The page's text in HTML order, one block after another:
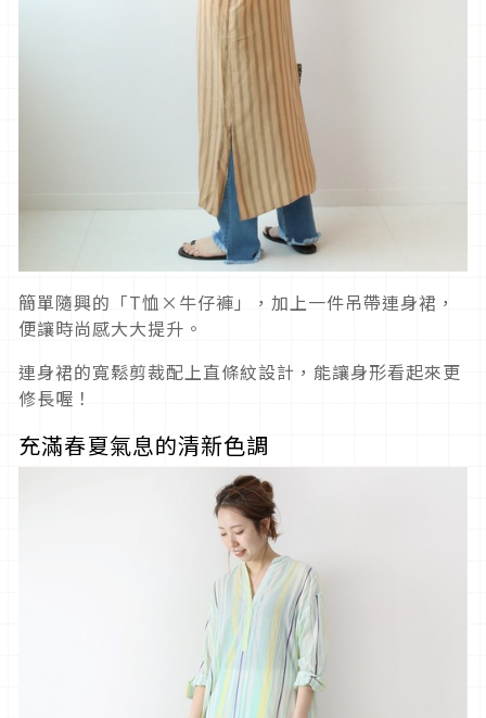
簡單隨興的「T恤×牛仔褲」，加上一件吊帶連身裙，
便讓時尚感大大提升。
連身裙的寬鬆剪裁配上直條紋設計，能讓身形看起來更
修長喔！
充滿春夏氣息的清新色調